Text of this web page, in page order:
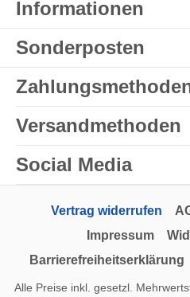
Informationen
Sonderposten
Versandmethoden
Social Media
Vertrag widerrufen
Impressum
Barrierefreiheitserklärung
Alle Preise inkl. gesetzl.